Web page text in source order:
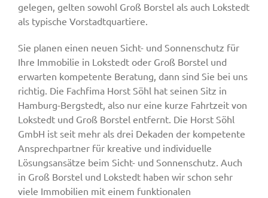
gelegen, gelten sowohl Groß Borstel als auch Lokstedt
als typische Vorstadtquartiere.
Sie planen einen neuen Sicht- und Sonnenschutz für
Ihre Immobilie in Lokstedt oder Groß Borstel und
erwarten kompetente Beratung, dann sind Sie bei uns
richtig. Die Fachfima Horst Söhl hat seinen Sitz in
Hamburg-Bergstedt, also nur eine kurze Fahrtzeit von
Lokstedt und Groß Borstel entfernt. Die Horst Söhl
GmbH ist seit mehr als drei Dekaden der kompetente
Ansprechpartner für kreative und individuelle
Lösungsansätze beim Sicht- und Sonnenschutz. Auch
in Groß Borstel und Lokstedt haben wir schon sehr
viele Immobilien mit einem funktionalen